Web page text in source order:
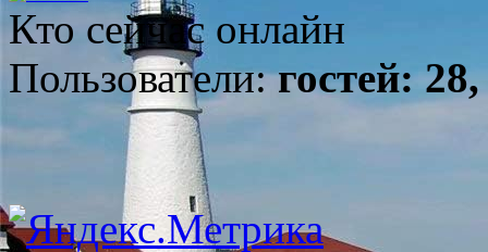
Кто сейчас онлайн
Пользователи:гостей: